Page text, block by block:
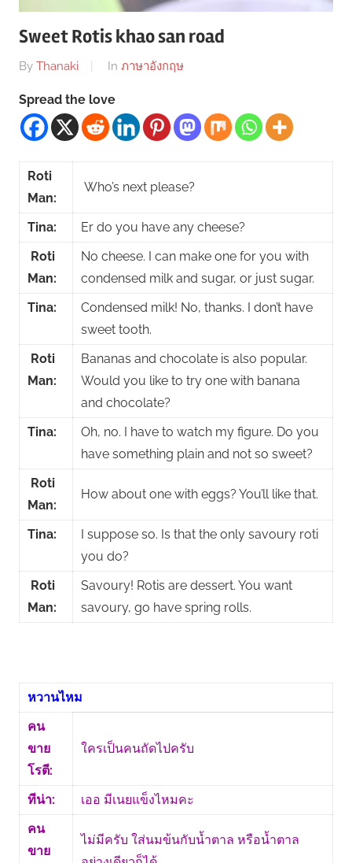
Sweet Rotis khao san road
By Thanaki In ภาษาอังกฤษ
Spread the love
Roti
Man:
Who’s next please?
Tina:
Er do you have any cheese?
Roti
Man:
No cheese. I can make one for you with
condensed milk and sugar, or just sugar.
Tina:
Condensed milk! No, thanks. I don’t have
sweet tooth.
Roti
Man:
Bananas and chocolate is also popular.
Would you like to try one with banana
and chocolate?
Tina:
Oh, no. I have to watch my figure. Do you
have something plain and not so sweet?
Roti
Man:
How about one with eggs? You’ll like that.
Tina:
I suppose so. Is that the only savoury roti
you do?
Roti
Man:
Savoury! Rotis are dessert. You want
savoury, go have spring rolls.
หวานไหม
คน
ขาย
โรตี:
ใครเป็นคนถัดไปครับ
ทีน่า:
เออ มีเนยแข็งไหมคะ
คน
ขาย
ไม่มีครับ ใส่นมข้นกับน้ำตาล หรือน้ำตาล